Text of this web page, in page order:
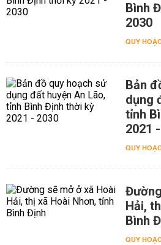
Bình
2030
QUY
Bản
dụng
tỉnh
2021
QUY
Hải,
Bình
QUY